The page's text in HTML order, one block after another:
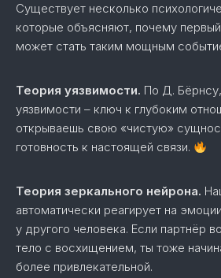
Существует несколько
которые объясняют, почему
может стать таким мощным
Теория уязвимости. По Д.
уязвимости – ключ к глубоким
открываешь свою «чистую»
готовность к настоящей связи.
Теория зеркального нейрона.
автоматически реагирует на
у другого человека. Если партнёр
тело с восхищением, ты тоже
более привлекательной.